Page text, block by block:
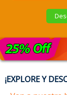
¡EXPLORE Y